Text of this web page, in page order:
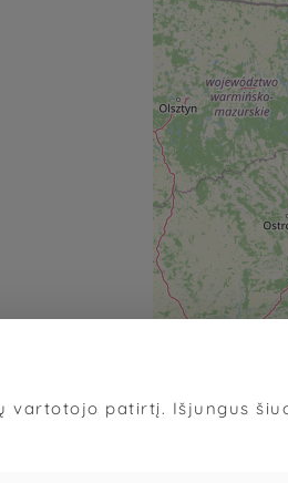
patirtį. Išjungus